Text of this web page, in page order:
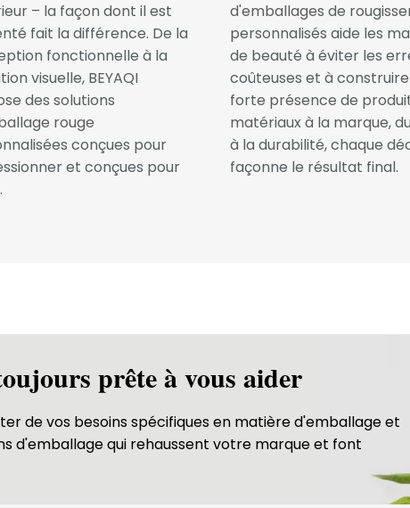
– la façon dont il est
fait la différence. De la
fonctionnelle à la
visuelle, BEYAQI
des solutions
rouge
conçues pour
et conçues pour
d'emballages de
personnalisés aide les
de beauté à éviter les
coûteuses et à
forte présence de
matériaux à la marque,
à la durabilité, chaque
façonne le résultat final.
prête à vous aider
de vos besoins spécifiques en matière d'emballage et
d'emballage qui rehaussent votre marque et font